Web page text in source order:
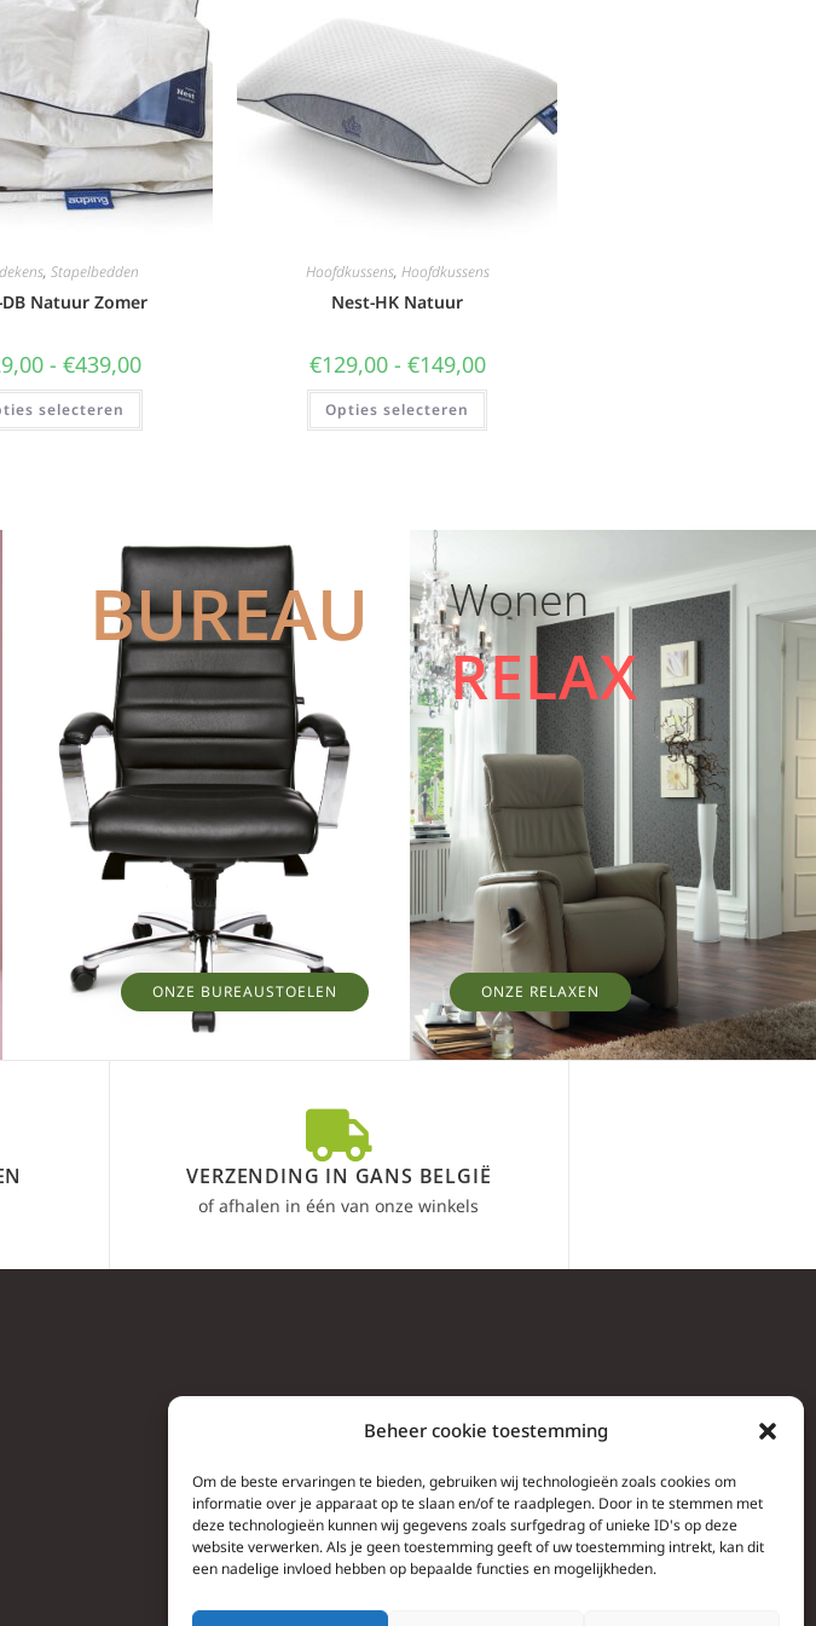
Beheer cookie toestemming
Om de beste ervaringen te bieden, gebruiken wij technologieën zoals cookies om
informatie over je apparaat op te slaan en/of te raadplegen. Door in te stemmen met
deze technologieën kunnen wij gegevens zoals surfgedrag of unieke ID's op deze
website verwerken. Als je geen toestemming geeft of uw toestemming intrekt, kan dit
een nadelige invloed hebben op bepaalde functies en mogelijkheden.
, Stapelbedden
Natuur Zomer
- €439,00
selecteren
Hoofdkussens, Hoofdkussens
Nest-HK Natuur
€129,00 - €149,00
Opties selecteren
BUREAU
ONZE BUREAUSTOELEN
Wonen
RELAX
ONZE RELAXEN
VERZENDING IN GANS BELGIË
of afhalen in één van onze winkels